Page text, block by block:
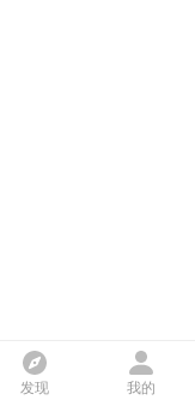
发现 我的